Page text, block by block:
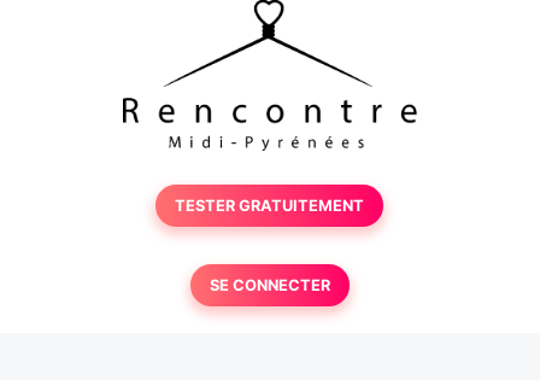
TESTER GRATUITEMENT
SE CONNECTER